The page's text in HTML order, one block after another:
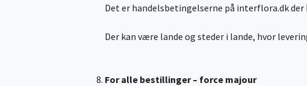
Det er handelsbetingelserne på interflora.dk
Der kan være lande og steder i lande, hvor
For alle bestillinger – force majour